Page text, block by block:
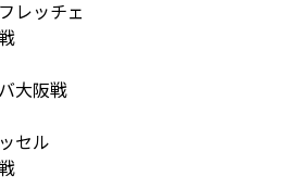
レッチェ
大阪戦
セル